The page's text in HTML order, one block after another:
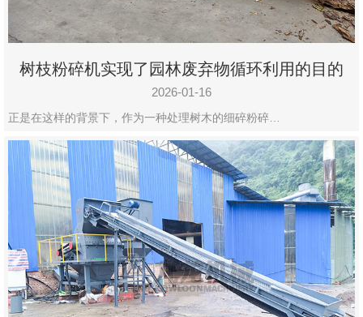
树枝粉碎机实现了园林废弃物循环利用的目的
2026-01-16
正是在这样的背景下，作为一种处理树木的细碎粉碎…